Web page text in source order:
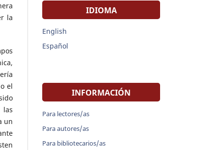
la
el
las
un
IDIOMA
English
Español
INFORMACIÓN
Para lectores/as
Para autores/as
Para bibliotecarios/as